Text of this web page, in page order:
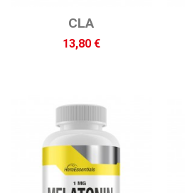
CLA
13,80 €